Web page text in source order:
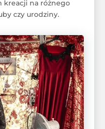
kreacji na różnego
czy urodziny.